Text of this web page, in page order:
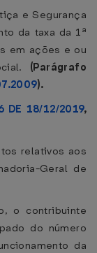
e Segurança
da taxa da 1ª
em ações e ou
(Parágrafo
).
DE 18/12/2019,
relativos aos
Geral de
o contribuinte
do número
da